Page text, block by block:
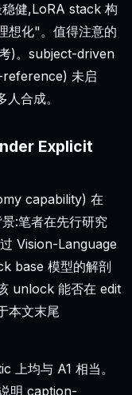
健,LoRA stack 构
想化"。值得注意的
)。subject-driven
未启
合成。
Explicit
capability) 在
:笔者在先行研究
Vision-Language
base 模型的解剖
unlock 能否在 edit
本文末尾
上均与 A1 相当。
明 caption-